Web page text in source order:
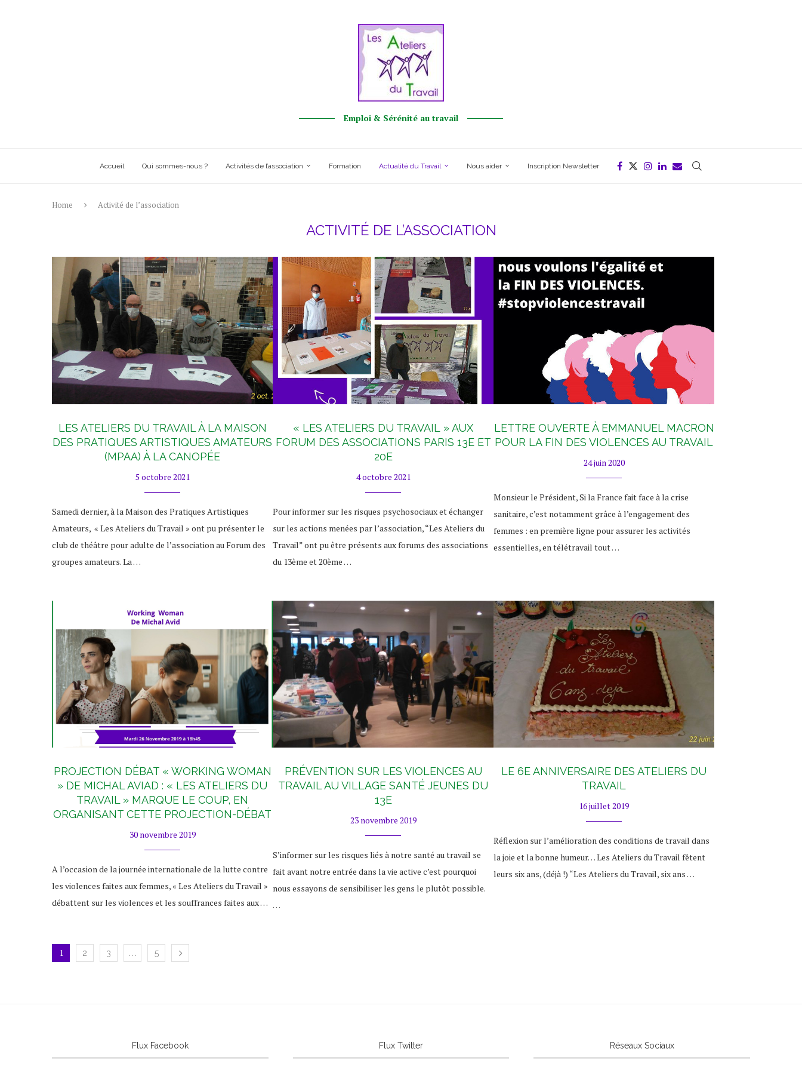
Emploi & Sérénité au travail
Accueil Qui sommes-nous ? Activités de l’association Formation Actualité du Travail Nous aider Inscription Newsletter
Home Activité de l’association
ACTIVITÉ DE L’ASSOCIATION
LES ATELIERS DU TRAVAIL À LA MAISON
DES PRATIQUES ARTISTIQUES AMATEURS
(MPAA) À LA CANOPÉE
5 octobre 2021
Samedi dernier, à la Maison des Pratiques Artistiques
Amateurs, « Les Ateliers du Travail » ont pu présenter le
club de théâtre pour adulte de l’association au Forum des
groupes amateurs. La …
« LES ATELIERS DU TRAVAIL » AUX
FORUM DES ASSOCIATIONS PARIS 13E ET
20E
4 octobre 2021
Pour informer sur les risques psychosociaux et échanger
sur les actions menées par l’association, “Les Ateliers du
Travail” ont pu être présents aux forums des associations
du 13ème et 20ème …
LETTRE OUVERTE À EMMANUEL MACRON
POUR LA FIN DES VIOLENCES AU TRAVAIL
24 juin 2020
Monsieur le Président, Si la France fait face à la crise
sanitaire, c’est notamment grâce à l’engagement des
femmes : en première ligne pour assurer les activités
essentielles, en télétravail tout …
PROJECTION DÉBAT « WORKING WOMAN
» DE MICHAL AVIAD : « LES ATELIERS DU
TRAVAIL » MARQUE LE COUP, EN
ORGANISANT CETTE PROJECTION-DÉBAT
30 novembre 2019
A l’occasion de la journée internationale de la lutte contre
les violences faites aux femmes, « Les Ateliers du Travail »
débattent sur les violences et les souffrances faites aux …
PRÉVENTION SUR LES VIOLENCES AU
TRAVAIL AU VILLAGE SANTÉ JEUNES DU
13E
23 novembre 2019
S’informer sur les risques liés à notre santé au travail se
fait avant notre entrée dans la vie active c’est pourquoi
nous essayons de sensibiliser les gens le plutôt possible.
…
LE 6E ANNIVERSAIRE DES ATELIERS DU
TRAVAIL
16 juillet 2019
Réflexion sur l’amélioration des conditions de travail dans
la joie et la bonne humeur… Les Ateliers du Travail fêtent
leurs six ans, (déjà !) “Les Ateliers du Travail, six ans …
1 2 3 … 5
Flux Facebook Flux Twitter Réseaux Sociaux